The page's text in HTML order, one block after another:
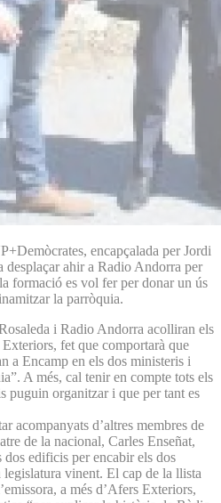
encapçalada per Jordi
ahir a Radio Andorra per
formació es vol fer per donar un ús
la parròquia.
i Radio Andorra acolliran els
fet que comportarà que
a Encamp en els dos ministeris i
A més, cal tenir en compte tots els
puguin organitzar i que per tant es
acompanyats d’altres membres de
de la nacional, Carles Enseñat,
dos edificis per encabir els dos
legislatura vinent. El cap de la llista
a més d’Afers Exteriors,